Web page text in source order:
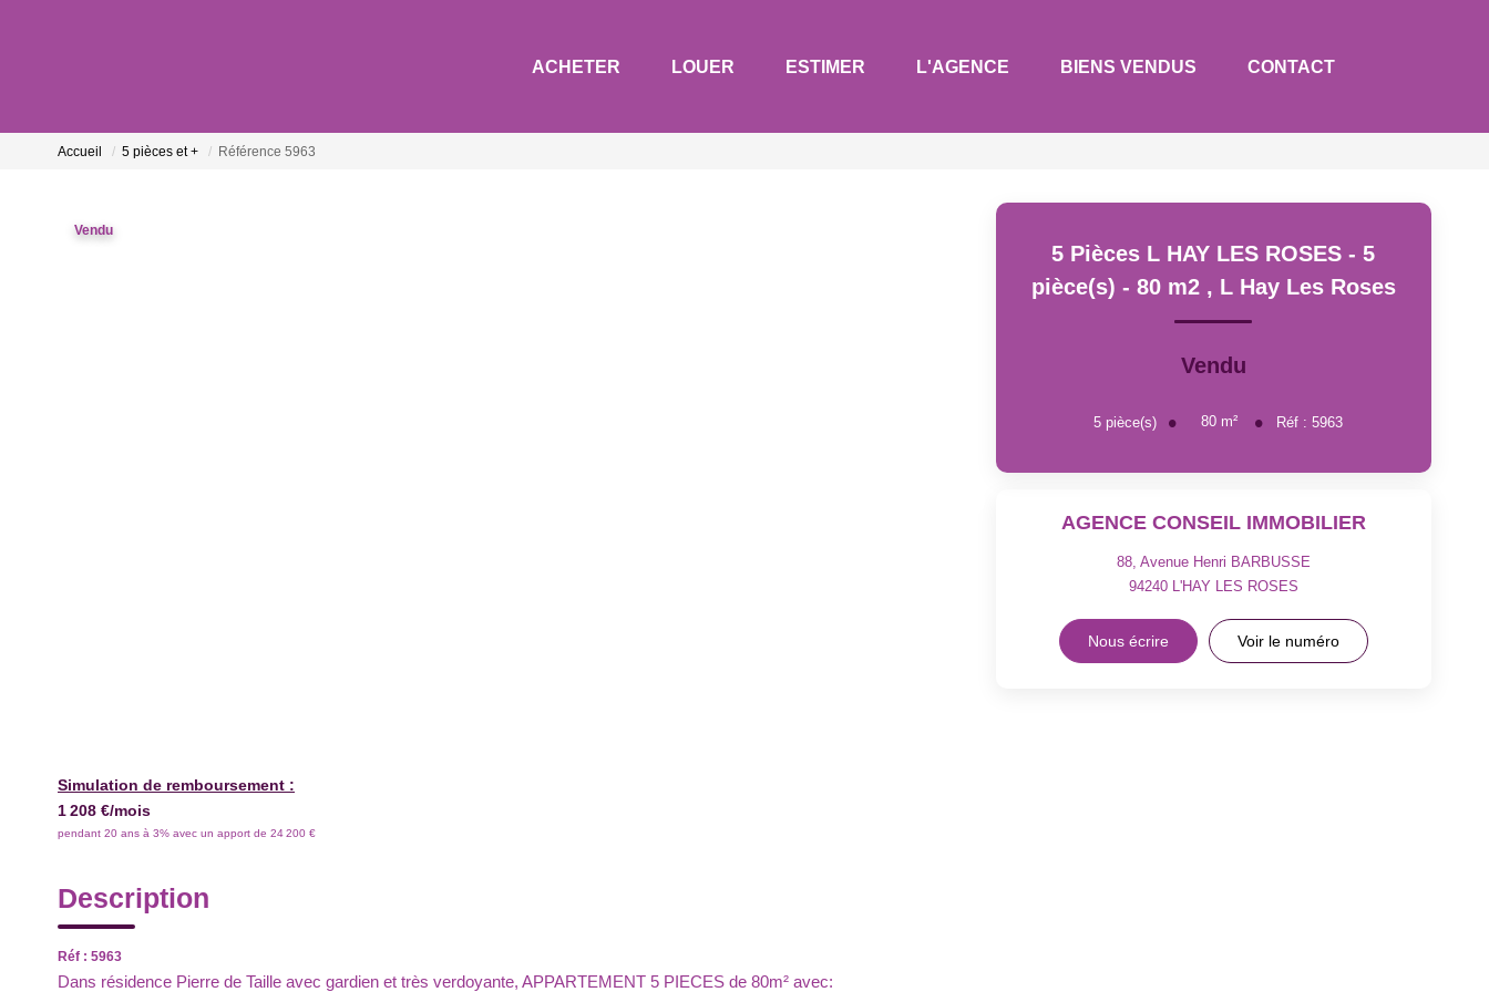
ACHETER LOUER ESTIMER L'AGENCE BIENS VENDUS CONTACT
Accueil 5 pièces et + Référence 5963
Vendu
Simulation de remboursement :
1 208 €/mois
pendant 20 ans à 3% avec un apport de 24 200 €
Description
Réf : 5963
Dans résidence Pierre de Taille avec gardien et très verdoyante, APPARTEMENT 5 PIECES de 80m² avec:
5 Pièces L HAY LES ROSES - 5
pièce(s) - 80 m2 , L Hay Les Roses
Vendu
5 pièce(s) 80 m² Réf : 5963
AGENCE CONSEIL IMMOBILIER
88, Avenue Henri BARBUSSE
94240 L'HAY LES ROSES
Nous écrire Voir le numéro